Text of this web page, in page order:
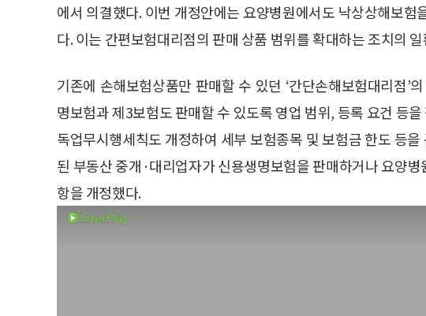
에서 의결했다. 이번 개정안에는 요양병원에서도 낙상상해보험
다. 이는 간편보험대리점의 판매 상품 범위를 확대하는 조치의
기존에 손해보험상품만 판매할 수 있던 ‘간단손해보험대리점’
명보험과 제3보험도 판매할 수 있도록 영업 범위, 등록 요건 등
독업무시행세칙도 개정하여 세부 보험종목 및 보험금 한도 등
된 부동산 중개·대리업자가 신용생명보험을 판매하거나 요양
항을 개정했다.